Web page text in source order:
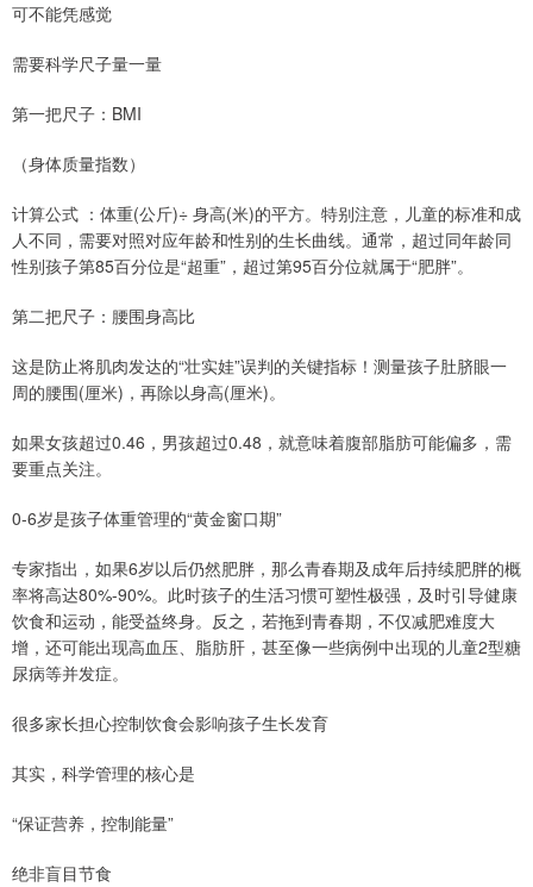
可不能凭感觉
需要科学尺子量一量
第一把尺子：BMI
（身体质量指数）
计算公式 ：体重(公斤)÷ 身高(米)的平方。特别注意，儿童的标准和成
人不同，需要对照对应年龄和性别的生长曲线。通常，超过同年龄同
性别孩子第85百分位是“超重”，超过第95百分位就属于“肥胖”。
第二把尺子：腰围身高比
这是防止将肌肉发达的“壮实娃”误判的关键指标！测量孩子肚脐眼一
周的腰围(厘米)，再除以身高(厘米)。
如果女孩超过0.46，男孩超过0.48，就意味着腹部脂肪可能偏多，需
要重点关注。
0-6岁是孩子体重管理的“黄金窗口期”
专家指出，如果6岁以后仍然肥胖，那么青春期及成年后持续肥胖的概
率将高达80%-90%。此时孩子的生活习惯可塑性极强，及时引导健康
饮食和运动，能受益终身。反之，若拖到青春期，不仅减肥难度大
增，还可能出现高血压、脂肪肝，甚至像一些病例中出现的儿童2型糖
尿病等并发症。
很多家长担心控制饮食会影响孩子生长发育
其实，科学管理的核心是
“保证营养，控制能量”
绝非盲目节食